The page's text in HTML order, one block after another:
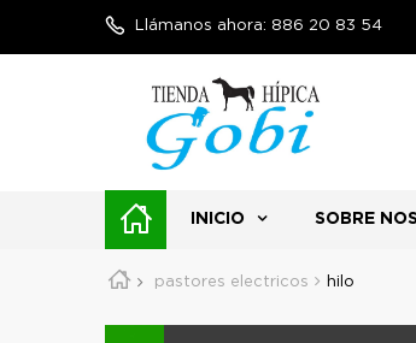
Llámanos ahora: 886 20 83 54
INICIO SOBRE
pastores electricos hilo